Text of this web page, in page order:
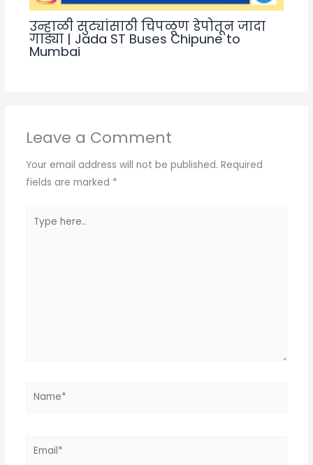
उन्हाळी सुट्यांसाठी चिपळूण डेपोतून जादा
गाड्या | Jada ST Buses Chipune to
Mumbai
Leave a Comment
Your email address will not be published. Required
fields are marked *
here..
Name*
Email*